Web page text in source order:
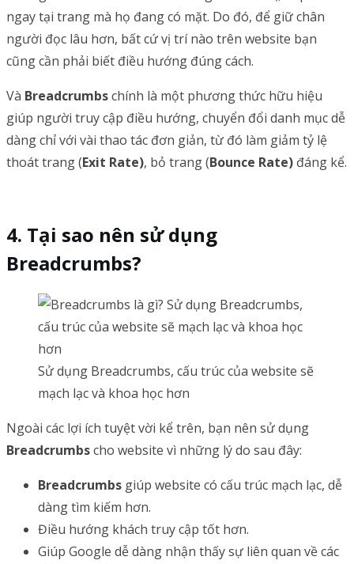
ngay tại trang mà họ đang có mặt. Do đó, để giữ chân
người đọc lâu hơn, bất cứ vị trí nào trên website bạn
cũng cần phải biết điều hướng đúng cách.
Và Breadcrumbschính là một phương thức hữu hiệu
giúp người truy cập điều hướng, chuyển đổi danh mục dễ
dàng chỉ với vài thao tác đơn giản, từ đó làm giảm tỷ lệ
thoát trang (Exit Rate), bỏ trang (Bounce Rate) đáng kể.
Tại sao nên sử dụng
Breadcrumbs?
Sử dụng Breadcrumbs, cấu trúc của website sẽ
mạch lạc và khoa học hơn
Ngoài các lợi ích tuyệt vời kể trên, bạn nên sử dụng
Breadcrumbscho website vì những lý do sau đây:
Breadcrumbs giúp website có cấu trúc mạch lạc, dễ
dàng tìm kiếm hơn.
Điều hướng khách truy cập tốt hơn.
Giúp Google dễ dàng nhận thấy sự liên quan về các